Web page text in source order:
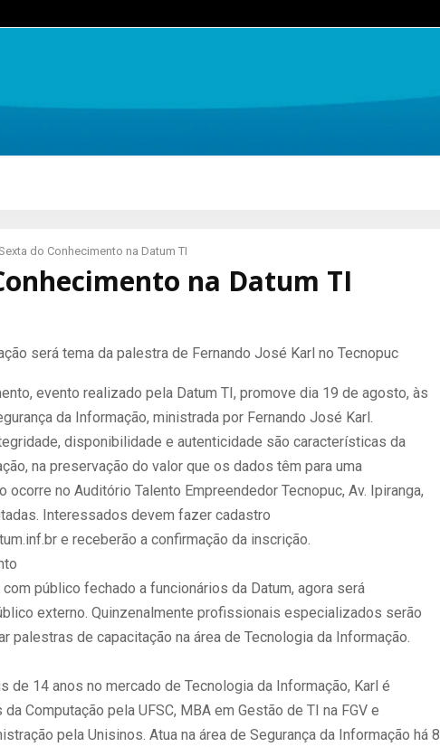
do Conhecimento na Datum TI
na Datum TI
será tema da palestra de Fernando José Karl no Tecnopuc
evento realizado pela Datum TI, promove dia 19 de agosto, às
da Informação, ministrada por Fernando José Karl.
disponibilidade e autenticidade são características da
na preservação do valor que os dados têm para uma
ocorre no Auditório Talento Empreendedor Tecnopuc, Av. Ipiranga,
Interessados devem fazer cadastro
e receberão a confirmação da inscrição.
público fechado a funcionários da Datum, agora será
externo. Quinzenalmente profissionais especializados serão
palestras de capacitação na área de Tecnologia da Informação.
de 14 anos no mercado de Tecnologia da Informação, Karl é
Computação pela UFSC, MBA em Gestão de TI na FGV e
pela Unisinos. Atua na área de Segurança da Informação há 8